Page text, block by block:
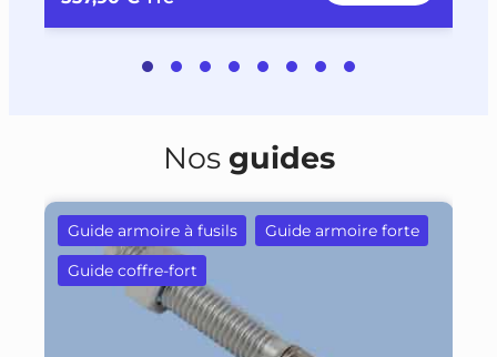
Nos guides
Guide armoire à fusils
Guide armoire forte
Guide coffre-fort